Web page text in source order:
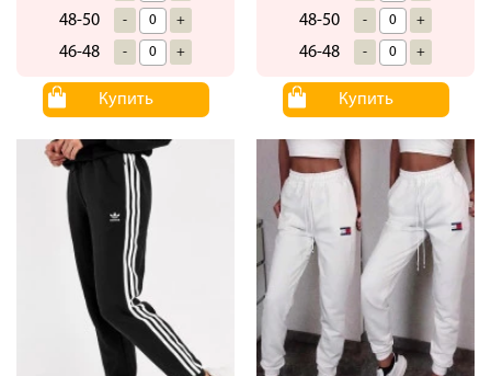
48-50 - +
46-48 - +
Купить
48-50 - +
46-48 - +
Купить